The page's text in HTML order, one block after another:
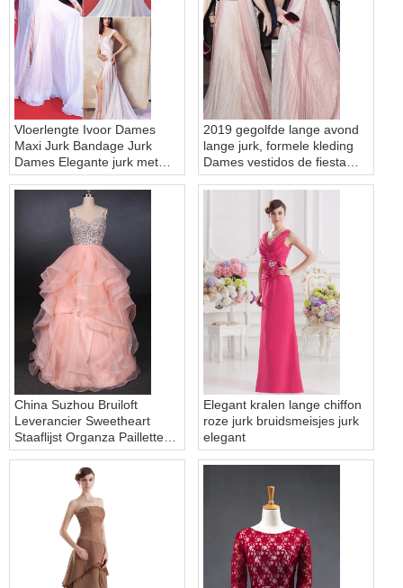
Vloerlengte Ivoor Dames
Maxi Jurk Bandage Jurk
Dames Elegante jurk met
lovertjes
2019 gegolfde lange avond
lange jurk, formele kleding
Dames vestidos de fiesta
Avondjurk
China Suzhou Bruiloft
Leverancier Sweetheart
Staaflijst Organza Pailletten
Ruches Roze Trouwjurk
Elegant kralen lange chiffon
roze jurk bruidsmeisjes jurk
elegant